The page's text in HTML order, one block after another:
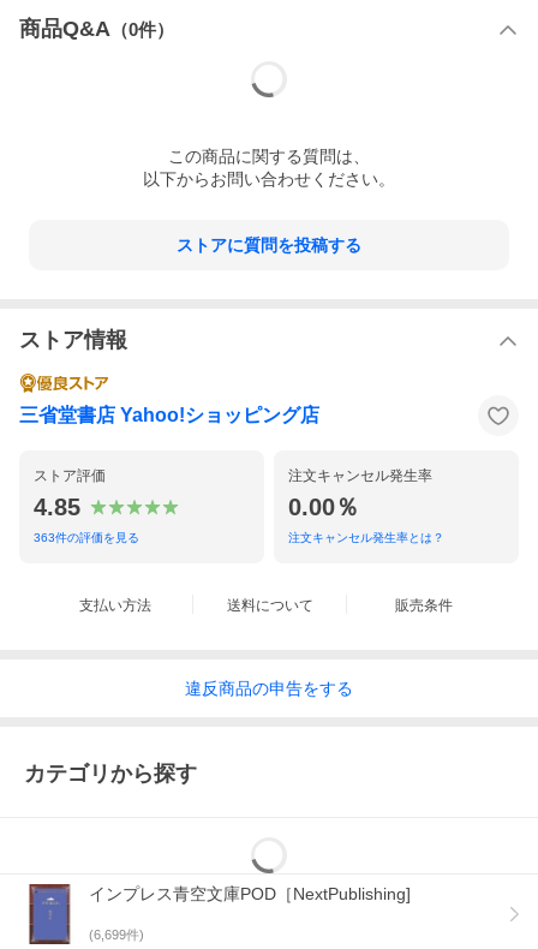
商品Q&A （0件）
この商品に関する質問は、
以下からお問い合わせください。
ストアに質問を投稿する
ストア情報
三省堂書店 Yahoo!ショッピング店
ストア評価
4.85
363件の評価を見る
注文キャンセル発生率
0.00％
注文キャンセル発生率とは？
支払い方法 送料について 販売条件
違反商品の申告をする
カテゴリから探す
インプレス青空文庫POD［NextPublishing]
(6,699件)